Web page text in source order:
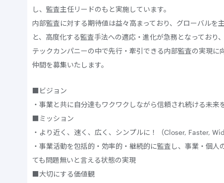
し、監査主任リードのもと実施しています。
内部監査に対する期待値は益々高まっており、グローバルを
と、高度化する監査手法への適応・進化が急務となっており
テックカンパニーの中で先行・牽引できる内部監査の実現に
仲間を募集いたします。
■ビジョン
・事業と共に自分達もワクワクしながら信頼され続ける未来
■ミッション
・より近く、速く、広く、シンプルに！（Closer, Faster,
・事業活動を包括的・効率的・継続的に監査し、事業・個人
ても問題無いと言える状態の実現
■大切にする価値観